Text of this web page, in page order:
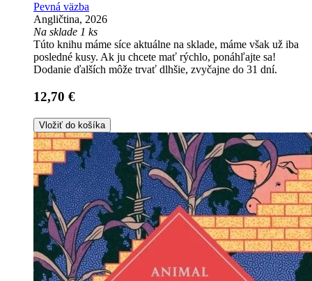
Pevná väzba
Angličtina, 2026
Na sklade 1 ks
Túto knihu máme síce aktuálne na sklade, máme však už iba
posledné kusy. Ak ju chcete mať rýchlo, ponáhľajte sa!
Dodanie ďalších môže trvať dlhšie, zvyčajne do 31 dní.
12,70 €
Vložiť do košíka